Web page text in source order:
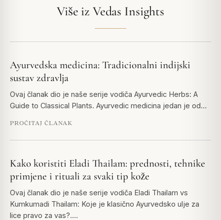
Više iz Vedas Insights
Ayurvedska medicina: Tradicionalni indijski
sustav zdravlja
Ovaj članak dio je naše serije vodiča Ayurvedic Herbs: A
Guide to Classical Plants. Ayurvedic medicina jedan je od…
PROČITAJ ČLANAK
Kako koristiti Eladi Thailam: prednosti, tehnike
primjene i rituali za svaki tip kože
Ovaj članak dio je naše serije vodiča Eladi Thailam vs
Kumkumadi Thailam: Koje je klasično Ayurvedsko ulje za
lice pravo za vas?.…